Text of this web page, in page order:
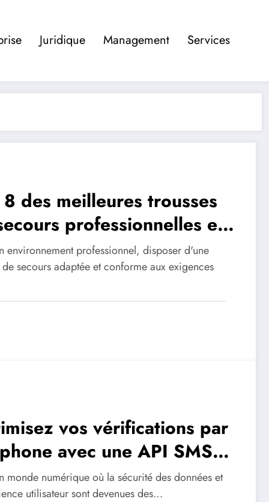
Juridique Management Services
des meilleures trousses
professionnelles en
environnement professionnel, disposer d'une
de secours adaptée et conforme aux exigences
vos vérifications par
avec une API SMS
et économique
monde numérique où la sécurité des données et
utilisateur sont devenues des…